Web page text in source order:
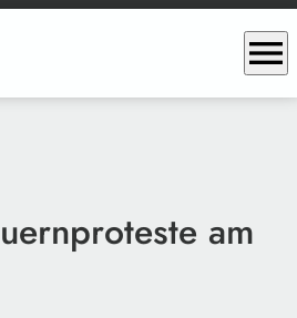
menu
am